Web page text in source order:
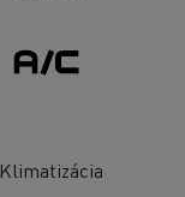
Klimatizácia